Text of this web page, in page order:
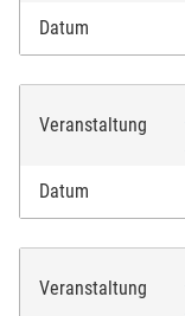
Datum
Veranstaltung
Datum
Veranstaltung